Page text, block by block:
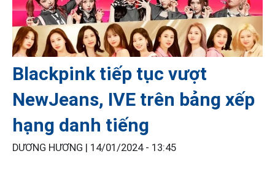
Blackpink tiếp tục vượt
NewJeans, IVE trên bảng xếp
hạng danh tiếng
DƯƠNG HƯƠNG | 14/01/2024 - 13:45